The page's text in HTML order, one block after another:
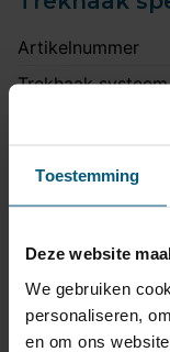
Toestemming
Deze website
We gebruiken
personaliseren,
en om ons
Artikelnummer
Trekhaak systeem
Maximaal
Europees
Bumperuitsnede
Uitsnede zichtbaar